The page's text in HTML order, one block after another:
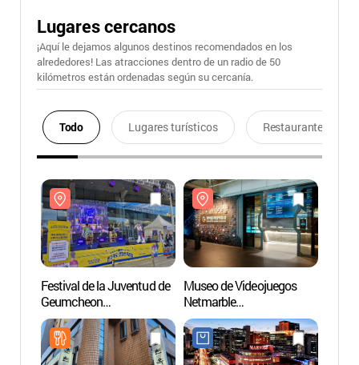
Lugares cercanos
¡Aquí le dejamos algunos destinos recomendados en los
alrededores! Las atracciones dentro de un radio de 50
kilómetros están ordenadas según su cercanía.
Todo Lugares turísticos Restaurantes
Festival de la Juventud de
Geumcheon
(금천청년축제)
Museo de Videojuegos
Netmarble
(넷마블게임박물관)